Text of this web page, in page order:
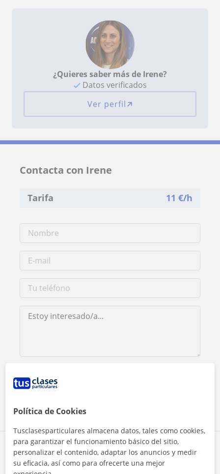
Comparte a este profesor
¿Quieres saber más de Irene?
Datos verificados
Ver perfil
Contacta con Irene
Tarifa 11 €/h
Política de Cookies
Tusclasesparticulares almacena datos, tales como cookies,
para garantizar el funcionamiento básico del sitio,
personalizar el contenido, adaptar los anuncios y medir
su eficacia, así como para ofrecerte una mejor